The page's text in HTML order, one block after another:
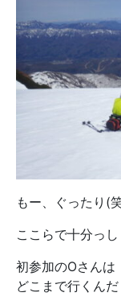
もー、ぐったり(
ここらで十分っし
初参加のOさんは
どこまで行くん